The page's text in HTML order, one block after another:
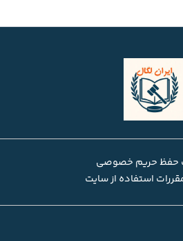
حفظ حریم خصوصی
استفاده از سایت